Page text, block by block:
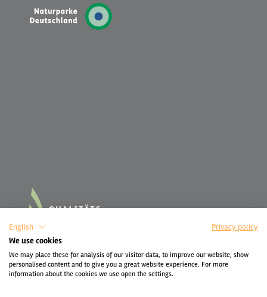
English
Privacy policy
We use cookies
We may place these for analysis of our visitor data, to improve our website, show
personalised content and to give you a great website experience. For more
information about the cookies we use open the settings.